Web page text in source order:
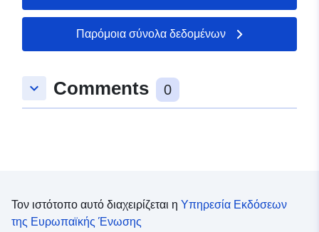
Παρόμοια σύνολα δεδομένων
keyboard_arrow_down Comments 0
Τον ιστότοπο αυτό διαχειρίζεται η Υπηρεσία Εκδόσεων
της Ευρωπαϊκής Ένωσης